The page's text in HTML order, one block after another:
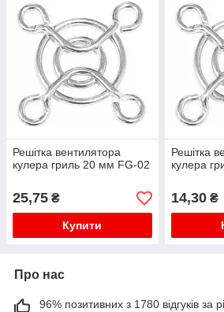
Решітка вентилятора
кулера гриль 20 мм FG-02
25,75 ₴
Купити
Решітка
кулера
14,30₴
Про нас
96% позитивних з 1780 відгуків за